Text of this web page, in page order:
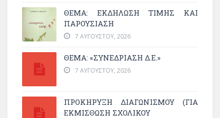
ΘΈΜΑ: ΕΚΔΉΛΩΣΗ ΤΙΜΉΣ ΚΑΙ
ΠΑΡΟΥΣΊΑΣΗ
7 ΑΥΓΟΎΣΤΟΥ, 2026
ΘΕΜΑ: «ΣΥΝΕΔΡΊΑΣΗ Δ.Ε.»
7 ΑΥΓΟΎΣΤΟΥ, 2026
ΠΡΟΚΗΡΥΞΗ ΔΙΑΓΩΝΙΣΜΟΥ (ΓΙΑ
ΕΚΜΊΣΘΩΣΗ ΣΧΟΛΙΚΟΎ